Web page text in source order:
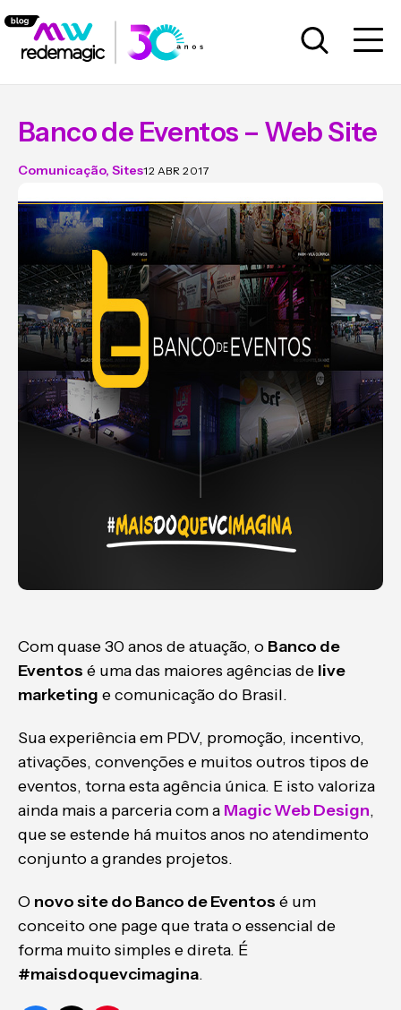
Banco de Eventos – Web Site
Comunicação, Sites12 ABR 2017
Com quase 30 anos de atuação, o Banco de
Eventos é uma das maiores agências de live
marketing e comunicação do Brasil.
Sua experiência em PDV, promoção, incentivo,
ativações, convenções e muitos outros tipos de
eventos, torna esta agência única. E isto valoriza
ainda mais a parceria com a Magic Web Design,
que se estende há muitos anos no atendimento
conjunto a grandes projetos.
O novo site do Banco de Eventos é um
conceito one page que trata o essencial de
forma muito simples e direta. É
#maisdoquevcimagina.